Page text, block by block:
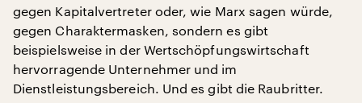
gegen Kapitalvertreter oder, wie Marx sagen würde,
gegen Charaktermasken, sondern es gibt
beispielsweise in der Wertschöpfungswirtschaft
hervorragende Unternehmer und im
Dienstleistungsbereich. Und es gibt die Raubritter.